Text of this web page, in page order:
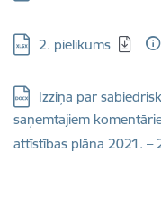
Lejupielādēt:
2. pielikums
Lejupielādēt:
Izziņa par
saņemtajiem
attīstības plāna 2021. –